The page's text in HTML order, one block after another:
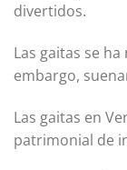
divertidos.
Las gaitas se
embargo,
Las gaitas en
patrimonial de